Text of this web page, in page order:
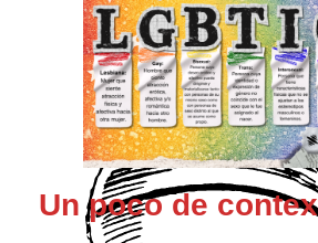
Un poco de